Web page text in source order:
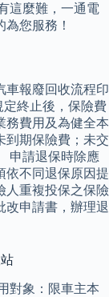
這麼難，一通電
您服務！
車報廢回收流程印
終止後，保險費
務費用及為健全本
到期保險費；未交
申請退保時除應
依不同退保原因提
人重複投保之保險
改申請書，辦理退
對象：限車主本